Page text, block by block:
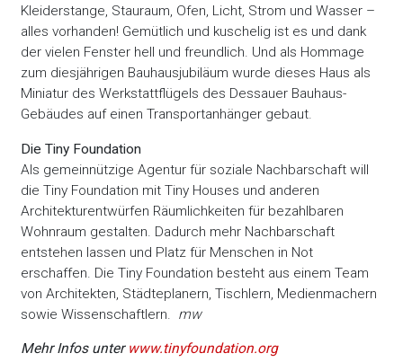
Kleiderstange, Stauraum, Ofen, Licht, Strom und Wasser –
alles vorhanden! Gemütlich und kuschelig ist es und dank
der vielen Fenster hell und freundlich. Und als Hommage
zum diesjährigen Bauhausjubiläum wurde dieses Haus als
Miniatur des Werkstattflügels des Dessauer Bauhaus-
Gebäudes auf einen Transportanhänger gebaut.
Die Tiny Foundation
Als gemeinnützige Agentur für soziale Nachbarschaft will
die Tiny Foundation mit Tiny Houses und anderen
Architekturentwürfen Räumlichkeiten für bezahlbaren
Wohnraum gestalten. Dadurch mehr Nachbarschaft
entstehen lassen und Platz für Menschen in Not
erschaffen. Die Tiny Foundation besteht aus einem Team
von Architekten, Städteplanern, Tischlern, Medienmachern
sowie Wissenschaftlern. mw
Mehr Infos unter www.tinyfoundation.org